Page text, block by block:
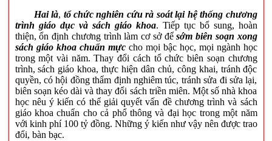
Hai là, tổ chức nghiên cứu rà soát lại hệ thống chương
trình giáo dục và sách giáo khoa. Tiếp tục bổ sung, hoàn
thiện, ổn định chương trình làm cơ sở đểsớm biên soạn xong
sách giáo khoa chuẩn mựccho mọi bậc học, mọi ngành học
trong một vài năm. Thay đổi cách tổ chức biên soạn chương
trình, sách giáo khoa, thực hiện dân chủ, công khai, tránh độc
quyền, có hội đồng thẩm định nghiêm túc, tránh sửa đi sửa lại,
biên soạn kéo dài và thay đổi sách triền miên. Một số nhà khoa
học nêu ý kiến có thể giải quyết vấn đề chương trình và sách
giáo khoa chuẩn cho cả phổ thông và đại học trong một năm
với kinh phí 100 tỷ đồng. Những ý kiến như vậy nên được trao
đổi, bàn bạc.